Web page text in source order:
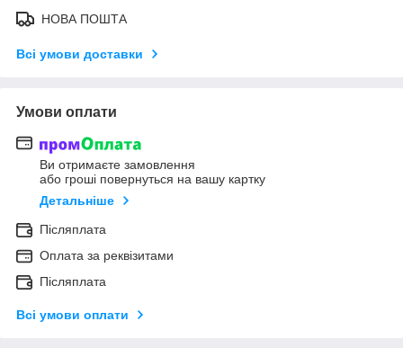
НОВА ПОШТА
Всі умови доставки
Умови оплати
Ви отримаєте замовлення
або гроші повернуться на вашу картку
Детальніше
Післяплата
Оплата за реквізитами
Післяплата
Всі умови оплати